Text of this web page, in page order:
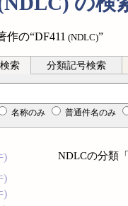
作の“DF411 (NDLC)”
索 分類記号検索
名称のみ 普通件名のみ
)
)
)
NDLCの分類